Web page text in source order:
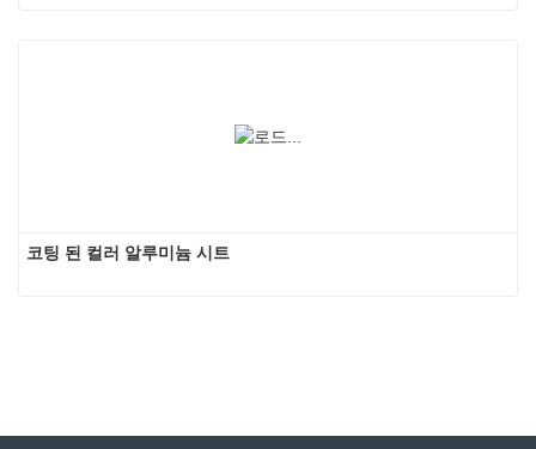
코팅 된 컬러 알루미늄 시트